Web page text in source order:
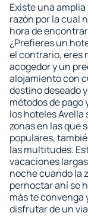
Existe una
razón por la cual
hora de
¿Prefieres un
el contrario, eres
acogedor y un
alojamiento con
destino deseado
métodos de pago
los hoteles
zonas en las que
populares,
las multitudes.
vacaciones
noche cuando la
pernoctar ahí se
más te convenga
disfrutar de un